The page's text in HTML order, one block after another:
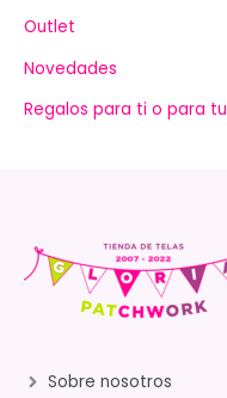
Outlet
Novedades
Regalos para ti o para
Sobre nosotros